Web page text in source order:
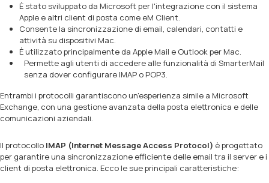
È stato sviluppato da Microsoft per l'integrazione con il sistema
Apple e altri client di posta come eM Client.
Consente la sincronizzazione di email, calendari, contatti e
attività su dispositivi Mac.
È utilizzato principalmente da Apple Mail e Outlook per Mac.
Permette agli utenti di accedere alle funzionalità di SmarterMail
senza dover configurare IMAP o POP3.
Entrambi i protocolli garantiscono un'esperienza simile a Microsoft
Exchange, con una gestione avanzata della posta elettronica e delle
comunicazioni aziendali.
Il protocollo IMAP (Internet Message Access Protocol) è progettato
per garantire una sincronizzazione efficiente delle email tra il server e i
client di posta elettronica. Ecco le sue principali caratteristiche: